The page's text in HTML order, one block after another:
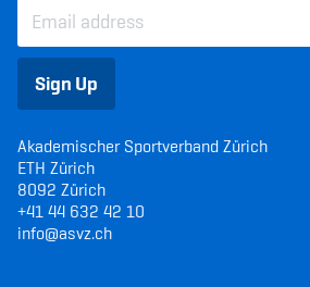
Sign Up
Akademischer Sportverband Zürich
ETH Zürich
8092 Zürich
+41 44 632 42 10
info@asvz.ch